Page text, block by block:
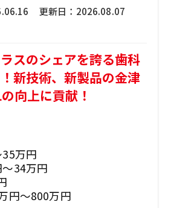
更新日： 2026.08.07
スのシェアを誇る歯科
新技術、新製品の金津
向上に貢献！
万円
34万円
円～800万円